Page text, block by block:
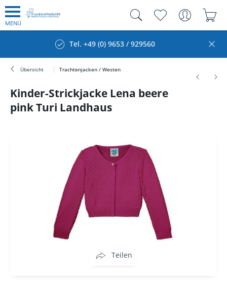
MENÜ
Tel. +49 (0) 9653 / 929560
Übersicht Trachtenjacken / Westen
Kinder-Strickjacke Lena beere
pink Turi Landhaus
Teilen